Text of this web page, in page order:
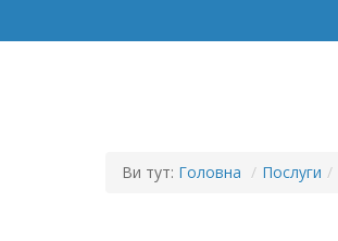
Ви тут: Головна / Послуги /